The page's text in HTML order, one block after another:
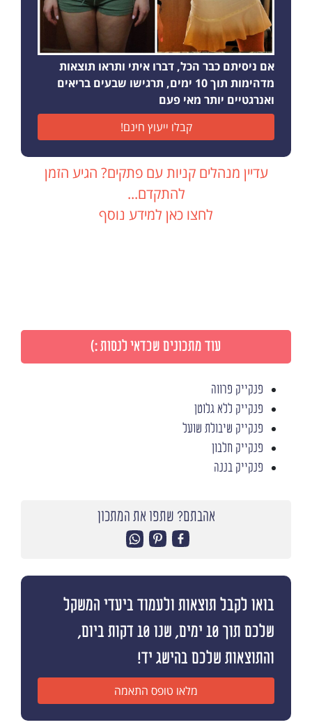
אם ניסיתם כבר הכל, דברו איתי ותראו תוצאות
מדהימות תוך 10 ימים, תרגישו שבעים בריאים
ואנרגטיים יותר מאי פעם
קבלו ייעוץ חינם!
עדיין מנהלים קניות עם פתקים? הגיע הזמן
להתקדם...
לחצו כאן למידע נוסף
עוד מתכונים שכדאי לנסות :)
פנקייק פרווה
פנקייק ללא גלוטן
פנקייק שיבולת שועל
פנקייק חלבון
פנקייק בננה
אהבתם? שתפו את המתכון
בואו לקבל תוצאות ולעמוד ביעדי המשקל
שלכם תוך 10 ימים, שנו 10 דקות ביום,
והתוצאות שלכם בהישג יד!
מלאו טופס התאמה